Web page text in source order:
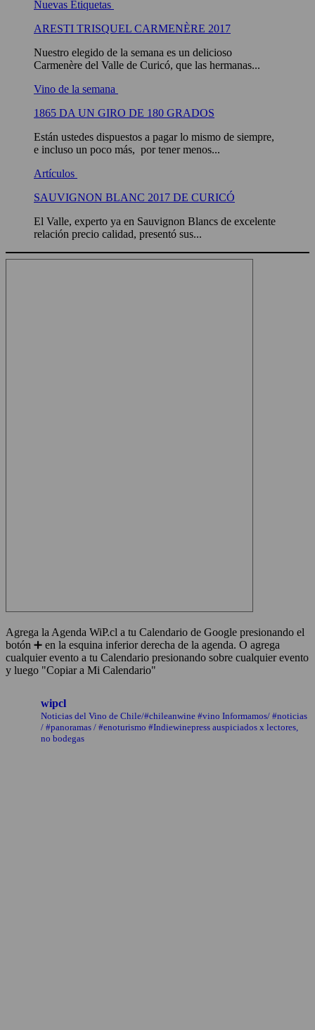
Nuevas Etiquetas
ARESTI TRISQUEL CARMENÈRE 2017
Nuestro elegido de la semana es un delicioso
Carmenère del Valle de Curicó, que las hermanas...
Vino de la semana
1865 DA UN GIRO DE 180 GRADOS
Están ustedes dispuestos a pagar lo mismo de siempre,
e incluso un poco más, por tener menos...
Artículos
SAUVIGNON BLANC 2017 DE CURICÓ
El Valle, experto ya en Sauvignon Blancs de excelente
relación precio calidad, presentó sus...
Agrega la Agenda WiP.cl a tu Calendario de Google presionando el
botón ➕ en la esquina inferior derecha de la agenda. O agrega
cualquier evento a tu Calendario presionando sobre cualquier evento
y luego "Copiar a Mi Calendario"
wipcl
Noticias del Vino de Chile/#chileanwine #vino Informamos/ #noticias
/ #panoramas / #enoturismo #Indiewinepress auspiciados x lectores,
no bodegas